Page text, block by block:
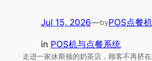
Jul 15, 2026—byPOS点餐
in POS机与点餐系统
走进一家休斯顿的奶茶店，顾客不再挤